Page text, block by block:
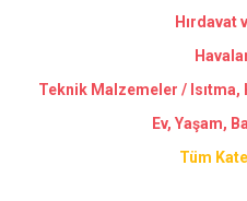
Hırdavat
Teknik Malzemeler / Isıtma,
Ev, Yaşam,
Tüm